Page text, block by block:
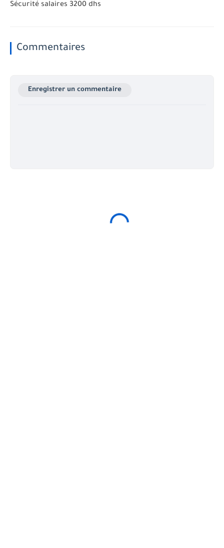
Sécurité salaires 3200 dhs
Commentaires
Enregistrer un commentaire